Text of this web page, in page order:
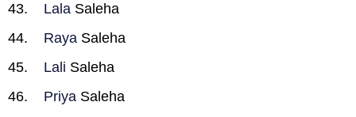
Lala Saleha
Raya Saleha
Lali Saleha
Priya Saleha